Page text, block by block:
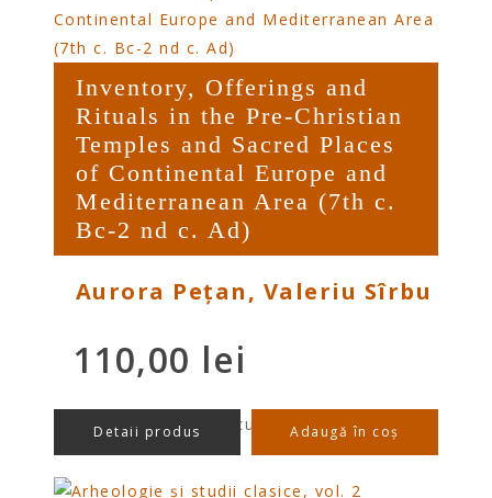
Inventory, Offerings and
Rituals in the Pre-Christian
Temples and Sacred Places
of Continental Europe and
Mediterranean Area (7th c.
Bc-2 nd c. Ad)
Aurora Pețan, Valeriu Sîrbu
110,00 lei
preț/buc cu TVA
Detaii produs Adaugă în coș